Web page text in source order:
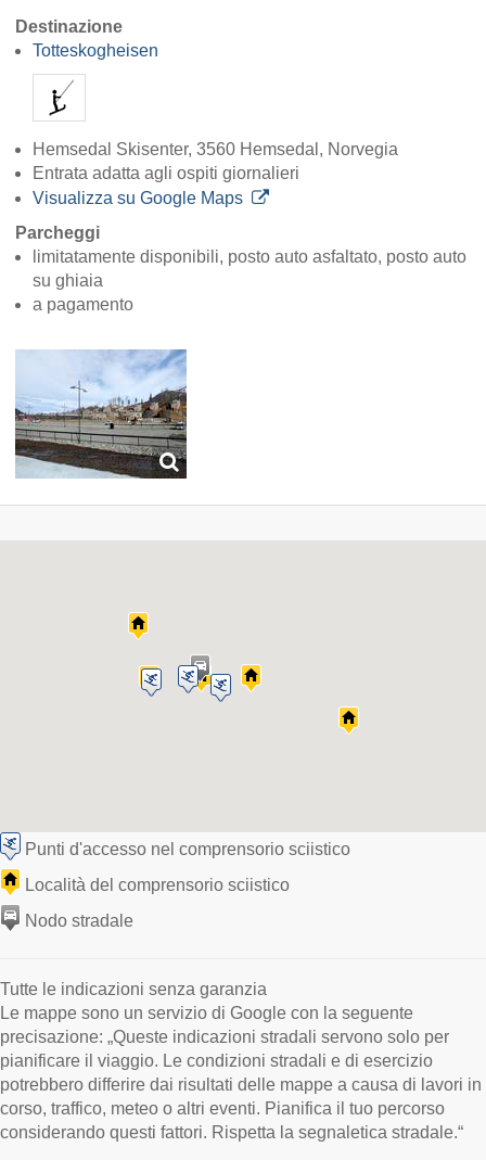
Destinazione
Totteskogheisen
Hemsedal Skisenter, 3560 Hemsedal, Norvegia
Entrata adatta agli ospiti giornalieri
Visualizza su Google Maps
Parcheggi
limitatamente disponibili, posto auto asfaltato, posto auto
su ghiaia
a pagamento
Punti d'accesso nel comprensorio sciistico
Località del comprensorio sciistico
Nodo stradale
Tutte le indicazioni senza garanzia
Le mappe sono un servizio di Google con la seguente
precisazione: „Queste indicazioni stradali servono solo per
pianificare il viaggio. Le condizioni stradali e di esercizio
potrebbero differire dai risultati delle mappe a causa di lavori in
corso, traffico, meteo o altri eventi. Pianifica il tuo percorso
considerando questi fattori. Rispetta la segnaletica stradale.“